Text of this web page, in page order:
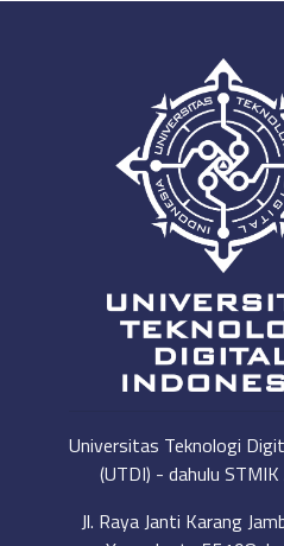
Universitas Teknologi
(UTDI) - dahulu
Jl. Raya Janti Karang